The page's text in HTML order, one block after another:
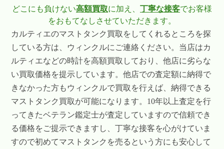
どこにも負けない高額買取に加え、 丁寧な接客でお客様
をおもてなしさせていただきます。
カルティエのマストタンク買取をしてくれるところを探
している方は、ウィンクルにご連絡ください。当店はカ
ルティエなどの時計を高額買取しており、他店に劣らな
い買取価格を提示しています。他店での査定額に納得で
きなかった方もウィンクルで買取を行えば、納得できる
マストタンク買取が可能になります。10年以上査定を行
ってきたベテラン鑑定士が査定していますので信頼でき
る価格をご提示できますし、丁寧な接客を心がけていま
すので初めてマストタンクを売るという方にも安心して